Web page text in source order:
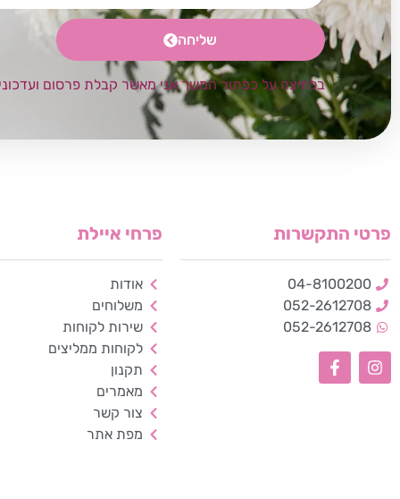
שליחה
בלחיצה על כפתור המשך אני מאשר קבלת פרסום
פרטי התקשרות
04-8100200
052-2612708
052-2612708
פרחי איילת
אודות
משלוחים
שירות לקוחות
לקוחות ממליצים
תקנון
מאמרים
צור קשר
מפת אתר